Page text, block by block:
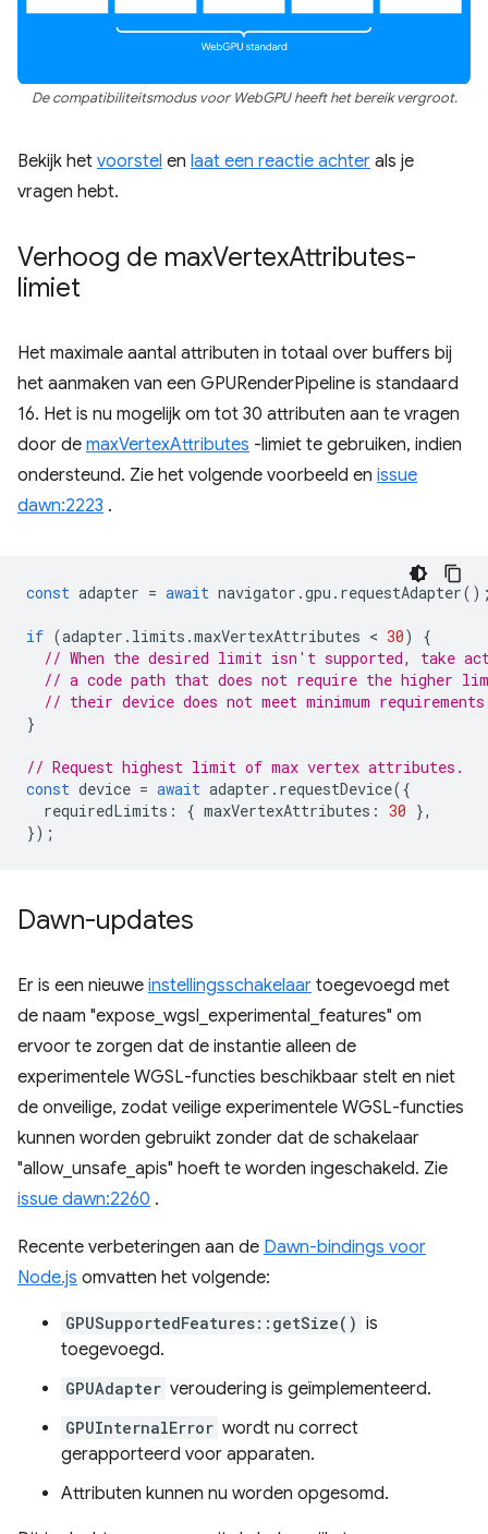
De compatibiliteitsmodus voor WebGPU heeft het bereik vergroot.
Bekijk het voorstel en laat een reactie achter als je
vragen hebt.
Verhoog de maxVertexAttributes-
limiet
Het maximale aantal attributen in totaal over buffers bij
het aanmaken van een GPURenderPipeline is standaard
16. Het is nu mogelijk om tot 30 attributen aan te vragen
door de maxVertexAttributes -limiet te gebruiken, indien
ondersteund. Zie het volgende voorbeeld en issue
dawn:2223 .
const adapter = await navigator .gpu . requestAdapter
if (adapter . limits .maxVertexAttributes < 30)
{
// When the desired limit isn't supported, take
// a code path that does not require the higher
// their device does not meet minimum
}
// Request highest limit of max vertex attributes.
const device = await adapter . requestDevice({
requiredLimits : { maxVertexAttributes : 30 },
});
Dawn-updates
Er is een nieuwe instellingsschakelaar toegevoegd met
de naam "expose_wgsl_experimental_features" om
ervoor te zorgen dat de instantie alleen de
experimentele WGSL-functies beschikbaar stelt en niet
de onveilige, zodat veilige experimentele WGSL-functies
kunnen worden gebruikt zonder dat de schakelaar
"allow_unsafe_apis" hoeft te worden ingeschakeld. Zie
issue dawn:2260 .
Recente verbeteringen aan de Dawn-bindings voor
Node.js omvatten het volgende:
GPUSupportedFeatures::getSize() is
toegevoegd.
GPUAdapter veroudering is geïmplementeerd.
GPUInternalError wordt nu correct
gerapporteerd voor apparaten.
Attributen kunnen nu worden opgesomd.